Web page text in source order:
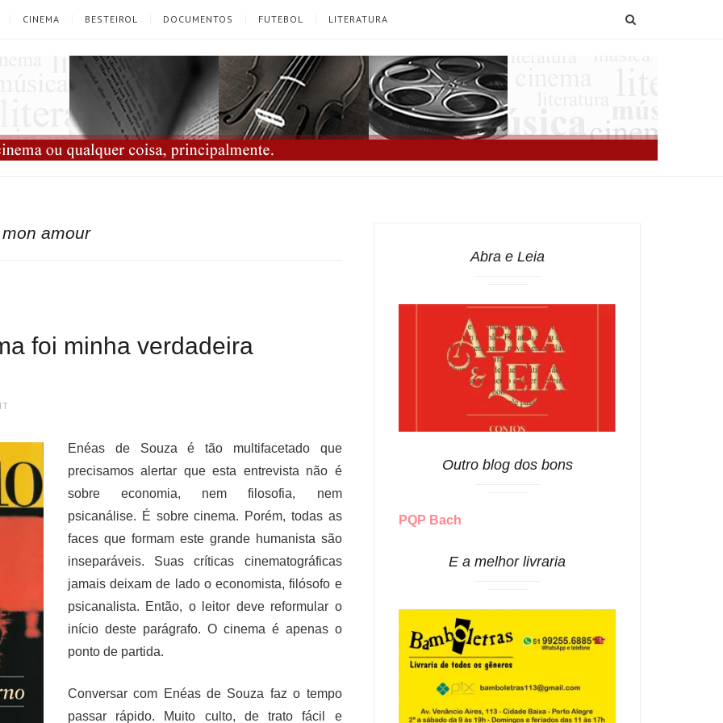
CINEMA BESTEIROL DOCUMENTOS FUTEBOL LITERATURA
amour
foi minha verdadeira
Enéas de Souza é tão multifacetado que
precisamos alertar que esta entrevista não é
sobre economia, nem filosofia, nem
psicanálise. É sobre cinema. Porém, todas as
faces que formam este grande humanista são
inseparáveis. Suas críticas cinematográficas
jamais deixam de lado o economista, filósofo e
psicanalista. Então, o leitor deve reformular o
início deste parágrafo. O cinema é apenas o
ponto de partida.
Conversar com Enéas de Souza faz o tempo
passar rápido. Muito culto, de trato fácil e
Abra e Leia
Outro blog dos bons
PQP Bach
E a melhor livraria